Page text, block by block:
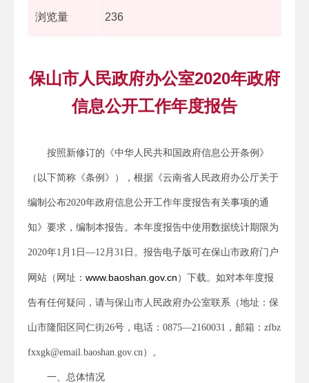
浏览量 236
保山市人民政府办公室2020年政府
信息公开工作年度报告
按照新修订的《中华人民共和国政府信息公开条例》
（以下简称《条例》），根据《云南省人民政府办公厅关于
编制公布2020年政府信息公开工作年度报告有关事项的通
知》要求，编制本报告。本年度报告中使用数据统计期限为
2020年1月1日—12月31日。报告电子版可在保山市政府门户
网站（网址： www.baoshan.gov.cn ）下载。如对本年度报
告有任何疑问，请与保山市人民政府办公室联系（地址：保
山市隆阳区同仁街26号，电话：0875—2160031，邮箱：zfbz
fxxgk@email.baoshan.gov.cn）。
一、总体情况